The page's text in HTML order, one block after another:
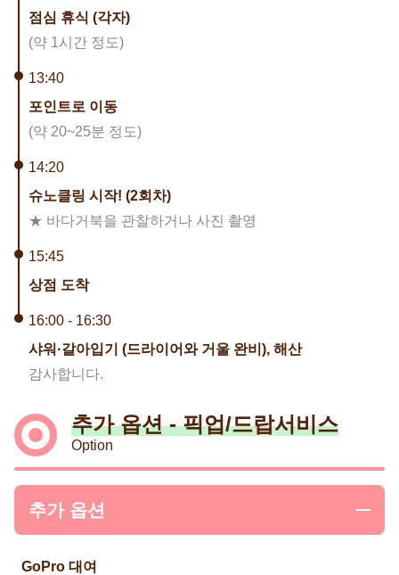
점심 휴식 (각자)
(약 1시간 정도)
13:40
포인트로 이동
(약 20~25분 정도)
14:20
슈노클링 시작! (2회차)
★ 바다거북을 관찰하거나 사진 촬영
15:45
상점 도착
16:00 - 16:30
샤워·갈아입기 (드라이어와 거울 완비), 해산
감사합니다.
추가 옵션 - 픽업/드랍서비스
Option
추가 옵션
GoPro 대여